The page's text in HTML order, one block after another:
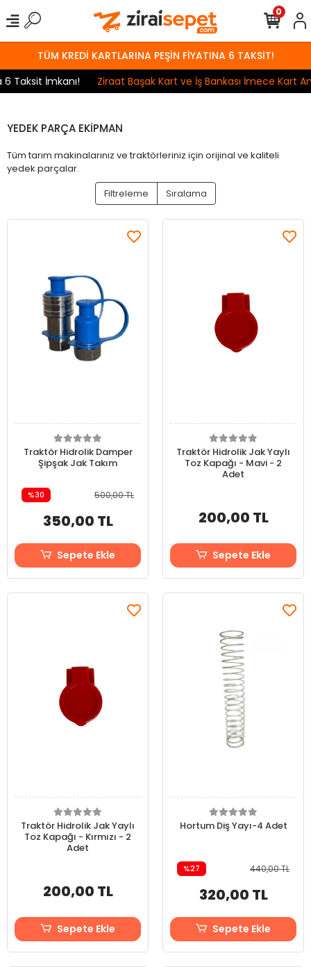
TÜM KREDİ KARTLARINA PEŞİN FİYATINA 6 TAKSİT!
İmkanı!
Ziraat Başak Kart ve İş Bankası İmece Kart
0
YEDEK PARÇA EKİPMAN
Tüm tarım makinalarınız ve traktörleriniz için orijinal ve kaliteli
yedek parçalar.
Filtreleme
Sıralama
Traktör Hidrolik Damper
Şipşak Jak Takım
%30 500,00 TL
350,00 TL
Sepete Ekle
Traktör Hidrolik Jak Yaylı
Toz Kapağı - Mavi - 2
Adet
200,00 TL
Sepete Ekle
Traktör Hidrolik Jak Yaylı
Toz Kapağı - Kırmızı - 2
Adet
200,00 TL
Sepete Ekle
Hortum Diş Yayı-4 Adet
%27 440,00 TL
320,00 TL
Sepete Ekle